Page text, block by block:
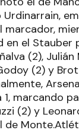
marcador,
en el Stauber
(2),
(2) y
marcando
(2) y
de